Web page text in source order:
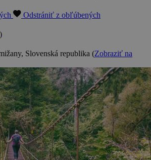
Odstrániť z obľúbených
)
Slovenská republika (Zobraziť na